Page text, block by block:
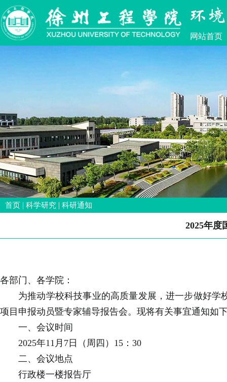
网站首页
首页 | 科学研究 | 科研通知
2025年度
各部门、各学院：
为推动学校科技事业的高质量发展，进一步做好
项目申报动员暨专家辅导报告会。现将有关事宜通知如
一、会议时间
2025年11月7日（周四）15：30
二、会议地点
行政楼一楼报告厅